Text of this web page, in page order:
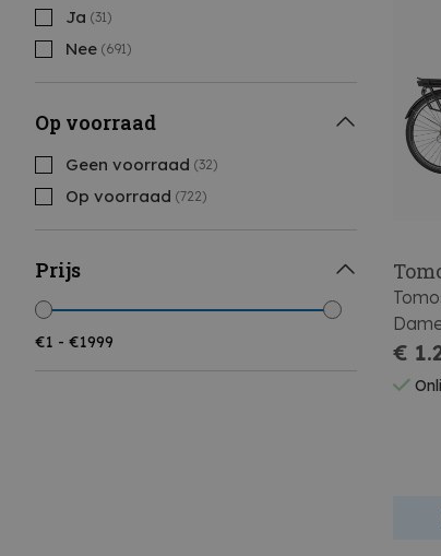
Ja (31)
Nee (691)
Op voorraad
Geen voorraad (32)
Op voorraad (722)
Prijs
€